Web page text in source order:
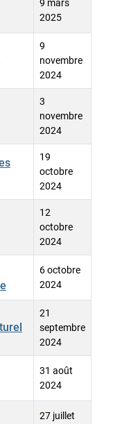
9 mars
2025
9
novembre
2024
3
novembre
2024
19
octobre
2024
12
octobre
2024
6 octobre
2024
21
septembre
2024
31 août
2024
27 juillet